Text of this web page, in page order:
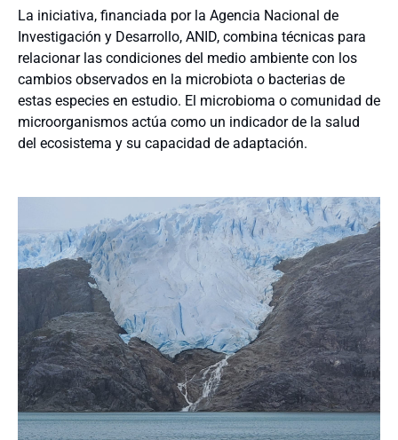
La iniciativa, financiada por la Agencia Nacional de
Investigación y Desarrollo, ANID, combina técnicas para
relacionar las condiciones del medio ambiente con los
cambios observados en la microbiota o bacterias de
estas especies en estudio. El microbioma o comunidad de
microorganismos actúa como un indicador de la salud
del ecosistema y su capacidad de adaptación.